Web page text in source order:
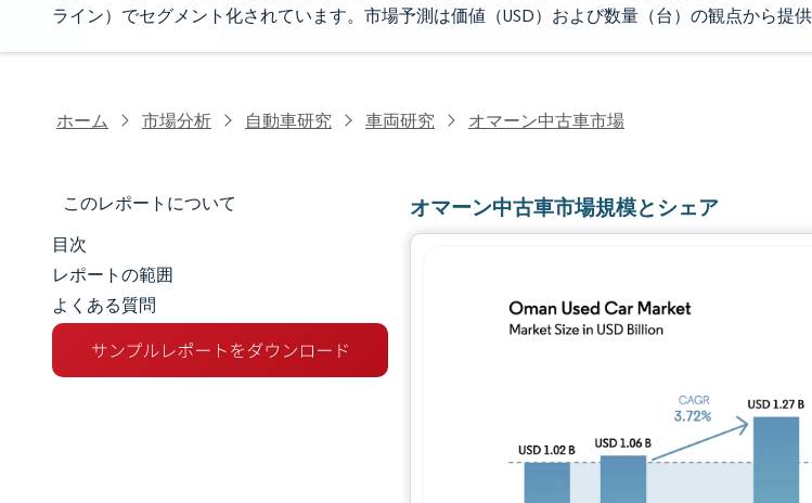
ライン）でセグメント化されています。市場予測は価値（USD）および数量（台）の観点から提供
ホーム 市場分析 自動車研究 車両研究 オマーン中古車市場
このレポートについて
市場規模とシェア
市場分析
トレンドとインサイト
目次
レポートの範囲
よくある質問
オマーン中古車市場規模とシェア